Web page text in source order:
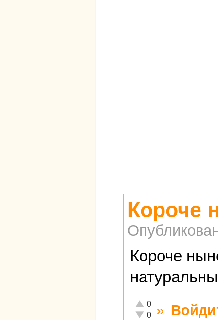
Короче
Короче
Отлично!
0
Неадекватно!
0 »